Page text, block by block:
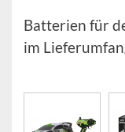
Batterien für
im